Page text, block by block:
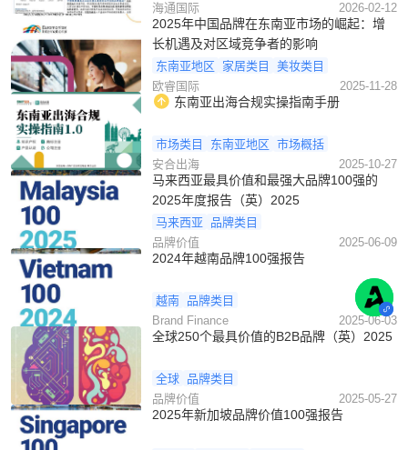
海通国际
2026-02-12
2025年中国品牌在东南亚市场的崛起：增
长机遇及对区域竞争者的影响
东南亚地区 家居类目
美妆类目
欧睿国际
2025-11-28
东南亚出海合规实操指南手册
市场类目 东南亚地区 市场概括
安合出海
2025-10-27
马来西亚最具价值和最强大品牌100强的
2025年度报告（英）2025
马来西亚
品牌类目
品牌价值
2025-06-09
2024年越南品牌100强报告
越南 品牌类目
Brand Finance
2025-06-03
全球250个最具价值的B2B品牌（英）2025
全球 品牌类目
品牌价值
2025-05-27
2025年新加坡品牌价值100强报告